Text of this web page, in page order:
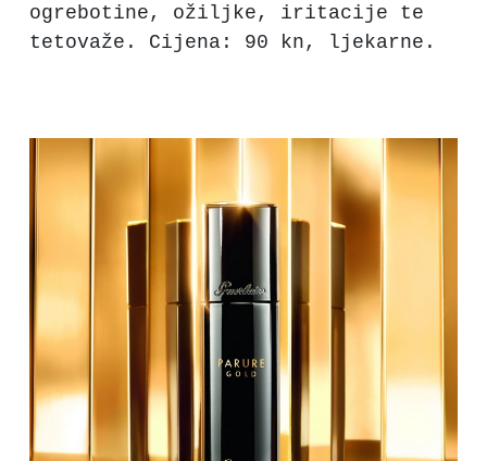
ogrebotine, ožiljke, iritacije te
tetovaže. Cijena: 90 kn, ljekarne.